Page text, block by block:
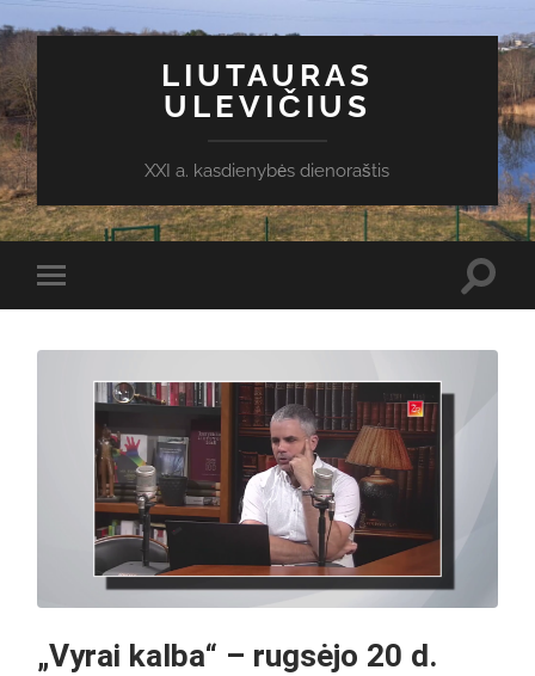
LIUTAURAS
ULEVIČIUS
XXI a. kasdienybės dienoraštis
Toggle
mobile
„Vyrai kalba“ – rugsėjo 20 d.